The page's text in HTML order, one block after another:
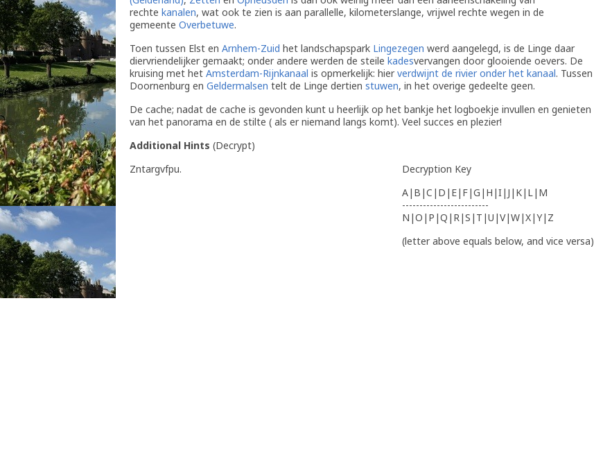
rechte kanalen, wat ook te zien is aan parallelle, kilometerslange, vrijwel rechte wegen in de
gemeente Overbetuwe.
Toen tussen Elst en Arnhem-Zuid het landschapspark Lingezegen werd aangelegd, is de Linge daar
diervriendelijker gemaakt; onder andere werden de steile kadesvervangen door glooiende oevers. De
kruising met het Amsterdam-Rijnkanaal is opmerkelijk: hier verdwijnt de rivier onder het kanaal. Tussen
Doornenburg en Geldermalsen telt de Linge dertien stuwen, in het overige gedeelte geen.
De cache; nadat de cache is gevonden kunt u heerlijk op het bankje het logboekje invullen en genieten
van het panorama en de stilte ( als er niemand langs komt). Veel succes en plezier!
Additional Hints (Decrypt)
Zntargvfpu.
Decryption Key
A|B|C|D|E|F|G|H|I|J|K|L|M
-------------------------
N|O|P|Q|R|S|T|U|V|W|X|Y|Z
(letter above equals below, and vice versa)